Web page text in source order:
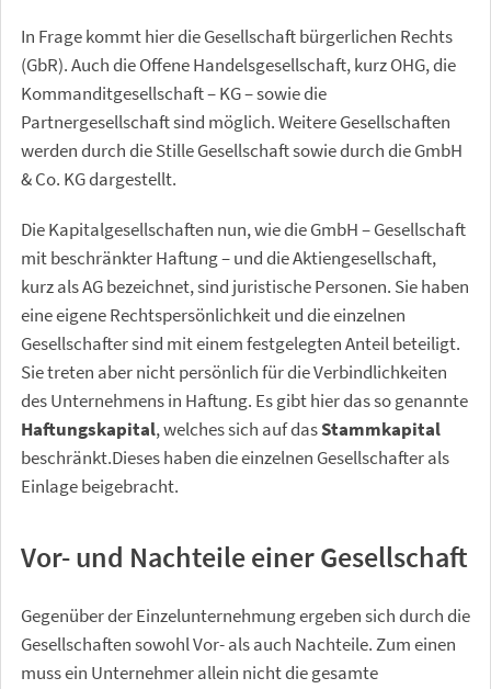
In Frage kommt hier die Gesellschaft bürgerlichen Rechts
(GbR). Auch die Offene Handelsgesellschaft, kurz OHG, die
Kommanditgesellschaft – KG – sowie die
Partnergesellschaft sind möglich. Weitere Gesellschaften
werden durch die Stille Gesellschaft sowie durch die GmbH
& Co. KG dargestellt.
Die Kapitalgesellschaften nun, wie die GmbH – Gesellschaft
mit beschränkter Haftung – und die Aktiengesellschaft,
kurz als AG bezeichnet, sind juristische Personen. Sie haben
eine eigene Rechtspersönlichkeit und die einzelnen
Gesellschafter sind mit einem festgelegten Anteil beteiligt.
Sie treten aber nicht persönlich für die Verbindlichkeiten
des Unternehmens in Haftung. Es gibt hier das so genannte
Haftungskapital, welches sich auf dasStammkapital
beschränkt.Dieses haben die einzelnen Gesellschafter als
Einlage beigebracht.
Vor- und Nachteile einer Gesellschaft
Gegenüber der Einzelunternehmung ergeben sich durch die
Gesellschaften sowohl Vor- als auch Nachteile. Zum einen
muss ein Unternehmer allein nicht die gesamte